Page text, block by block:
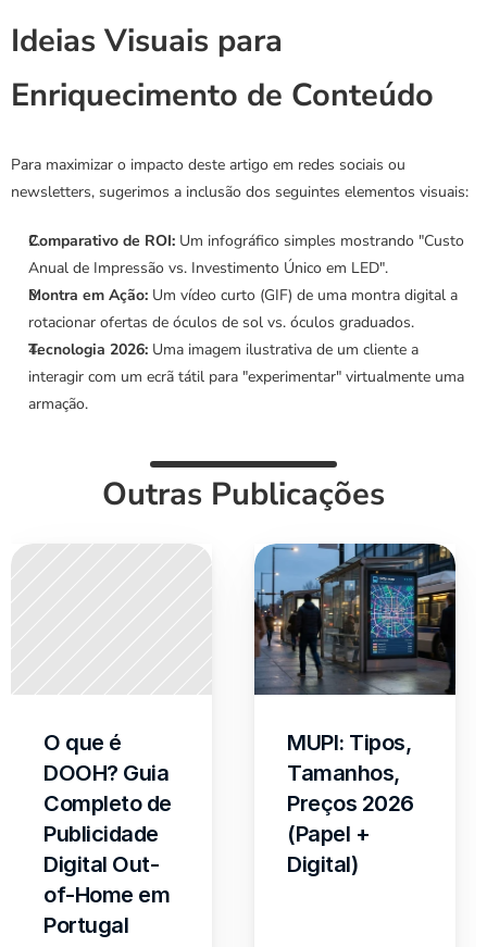
Ideias Visuais para
Enriquecimento de Conteúdo
Para maximizar o impacto deste artigo em redes sociais ou
newsletters, sugerimos a inclusão dos seguintes elementos visuais:
Comparativo de ROI: Um infográfico simples mostrando "Custo
Anual de Impressão vs. Investimento Único em LED".
Montra em Ação: Um vídeo curto (GIF) de uma montra digital a
rotacionar ofertas de óculos de sol vs. óculos graduados.
Tecnologia 2026: Uma imagem ilustrativa de um cliente a
interagir com um ecrã tátil para "experimentar" virtualmente uma
armação.
Outras Publicações
O que é
DOOH? Guia
Completo de
Publicidade
Digital Out-
of-Home em
Portugal
MUPI: Tipos,
Tamanhos,
Preços 2026
(Papel +
Digital)